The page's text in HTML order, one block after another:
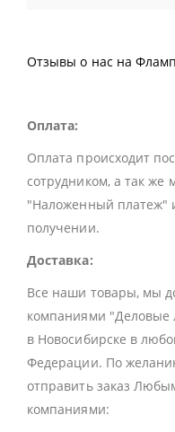
Отзывы о нас на
Оплата:
Оплата происходит
сотрудником, а так же
"Наложенный платеж"
получении.
Доставка:
Все наши товары, мы
компаниями "Деловые
в Новосибирске в
Федерации. По
отправить заказ
компаниями: